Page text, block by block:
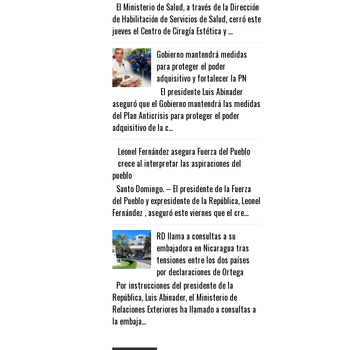
El Ministerio de Salud, a través de la Dirección
de Habilitación de Servicios de Salud, cerró este
jueves el Centro de Cirugía Estética y ...
Gobierno mantendrá medidas
para proteger el poder
adquisitivo y fortalecer la PN
El presidente Luis Abinader
aseguró que el Gobierno mantendrá las medidas
del Plan Anticrisis para proteger el poder
adquisitivo de la c...
Leonel Fernández asegura Fuerza del Pueblo
crece al interpretar las aspiraciones del
pueblo
Santo Domingo. – El presidente de la Fuerza
del Pueblo y expresidente de la República, Leonel
Fernández , aseguró este viernes que el cre...
RD llama a consultas a su
embajadora en Nicaragua tras
tensiones entre los dos países
por declaraciones de Ortega
Por instrucciones del presidente de la
República, Luis Abinader, el Ministerio de
Relaciones Exteriores ha llamado a consultas a
la embaja...